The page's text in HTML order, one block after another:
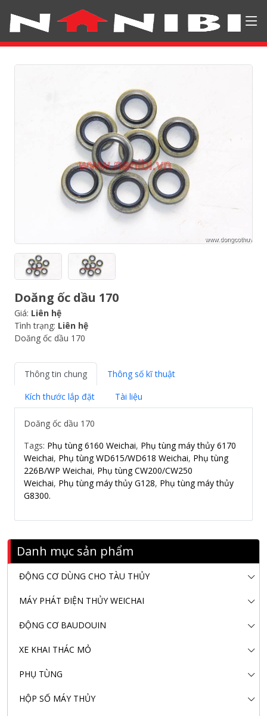
Danh mục sản phẩm
ĐỘNG CƠ DÙNG CHO TÀU THỦY
MÁY PHÁT ĐIỆN THỦY WEICHAI
ĐỘNG CƠ BAUDOUIN
XE KHAI THÁC MỎ
PHỤ TÙNG
HỘP SỐ MÁY THỦY
Doăng ốc dầu 170
Giá: Liên hệ
Tình trạng: Liên hệ
Doăng ốc dầu 170
Thông tin chung
Thông số kĩ thuật
Kích thước lắp đặt
Tài liệu
Doăng ốc dầu 170
Tags: Phụ tùng 6160 Weichai, Phụ tùng máy thủy 6170
Weichai, Phụ tùng WD615/WD618 Weichai, Phụ tùng
226B/WP Weichai, Phụ tùng CW200/CW250
Weichai, Phụ tùng máy thủy G128, Phụ tùng máy thủy
G8300.